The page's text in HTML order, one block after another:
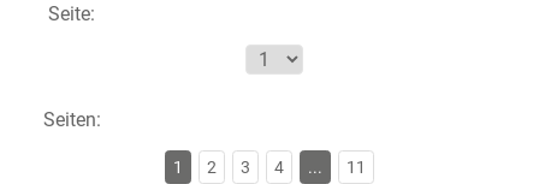
Seite:
Seiten:
1 2 3 4 ... 11